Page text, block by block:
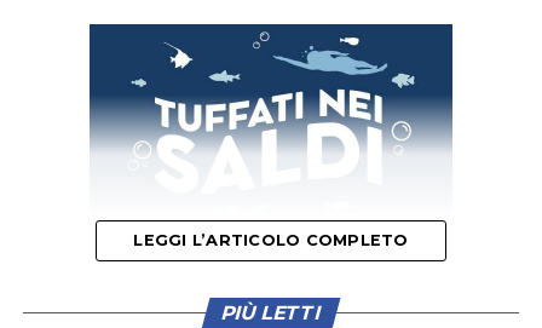
LEGGI L’ARTICOLO COMPLETO
PIÙ LETTI